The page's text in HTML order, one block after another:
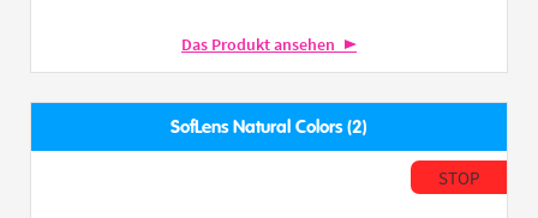
Das Produkt ansehen
SofLens Natural Colors (2)
STOP